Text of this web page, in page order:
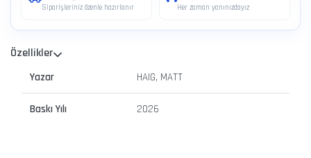
Siparişleriniz özenle hazırlanır Her zaman yanınızdayız
Özellikler
Yazar HAIG, MATT
Baskı Yılı 2026